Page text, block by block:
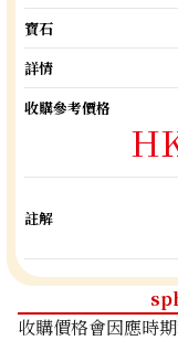
寶石
詳情
收購參考價格
註解
收購價格會因應時